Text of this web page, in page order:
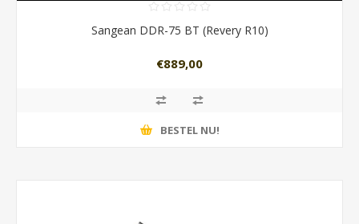
Sangean DDR-75 BT (Revery R10)
€889,00
BESTEL NU!